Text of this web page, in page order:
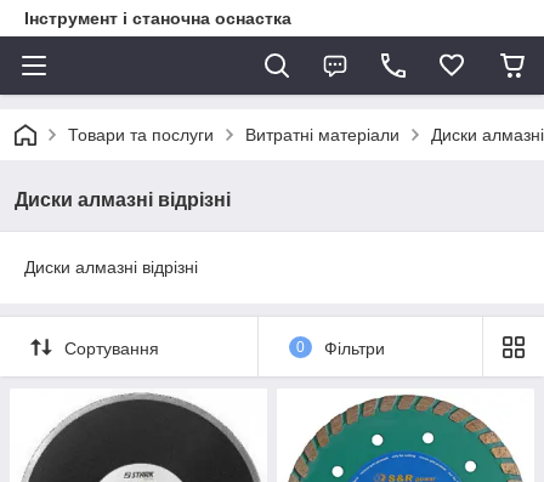
Інструмент і станочна оснастка
Товари та послуги Витратні матеріали Диски алмазні
Диски алмазні відрізні
Диски алмазні відрізні
Сортування 0 Фільтри